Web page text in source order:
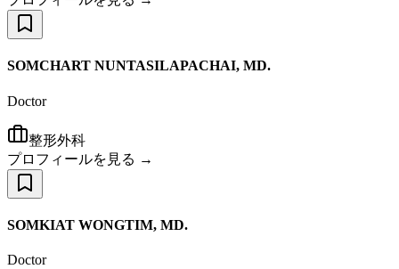
SOMCHART NUNTASILAPACHAI, MD.
Doctor
整形外科
プロフィールを見る →
SOMKIAT WONGTIM, MD.
Doctor